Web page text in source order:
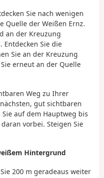
Sie nach wenigen
Quelle der Weißen Ernz.
an der Kreuzung
Entdecken Sie die
Sie an der Kreuzung
erneut an der Quelle
Weg zu Ihrer
gut sichtbaren
auf dem Hauptweg bis
vorbei. Steigen Sie
Hintergrund
200 m geradeaus weiter